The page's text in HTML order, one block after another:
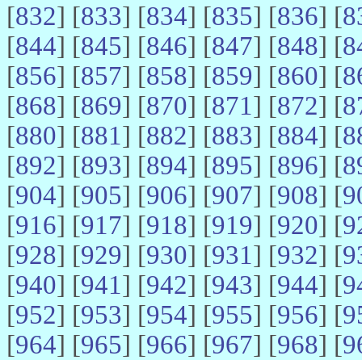
[832] [833] [834] [835] [836] [
[844] [845] [846] [847] [848] [
[856] [857] [858] [859] [860] [
[868] [869] [870] [871] [872] [
[880] [881] [882] [883] [884] [
[892] [893] [894] [895] [896] [
[904] [905] [906] [907] [908] [
[916] [917] [918] [919] [920] [
[928] [929] [930] [931] [932] [
[940] [941] [942] [943] [944] [
[952] [953] [954] [955] [956] [
[964] [965] [966] [967] [968] [